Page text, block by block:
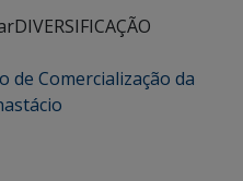
DIVERSIFICAÇÃO
de Comercialização da